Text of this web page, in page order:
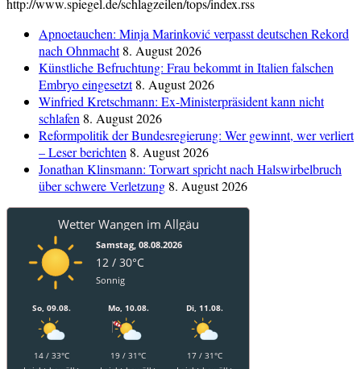
http://www.spiegel.de/schlagzeilen/tops/index.rss
Apnoetauchen: Minja Marinković verpasst deutschen Rekord
nach Ohnmacht 8. August 2026
Künstliche Befruchtung: Frau bekommt in Italien falschen
Embryo eingesetzt 8. August 2026
Winfried Kretschmann: Ex-Ministerpräsident kann nicht
schlafen 8. August 2026
Reformpolitik der Bundesregierung: Wer gewinnt, wer verliert
– Leser berichten 8. August 2026
Jonathan Klinsmann: Torwart spricht nach Halswirbelbruch
über schwere Verletzung 8. August 2026
Wetter Wangen im Allgäu
Samstag, 08.08.2026
12 / 30°C
Sonnig
So, 09.08.
14 / 33°C
Mo, 10.08.
19 / 31°C
Di, 11.08.
17 / 31°C